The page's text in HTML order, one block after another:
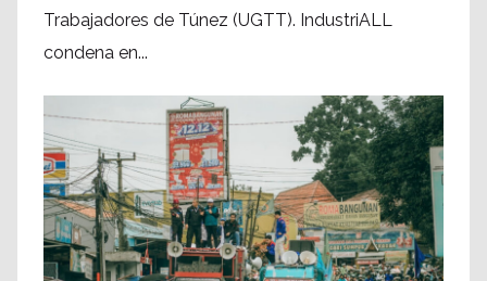
Trabajadores de Túnez (UGTT). IndustriALL
condena en...